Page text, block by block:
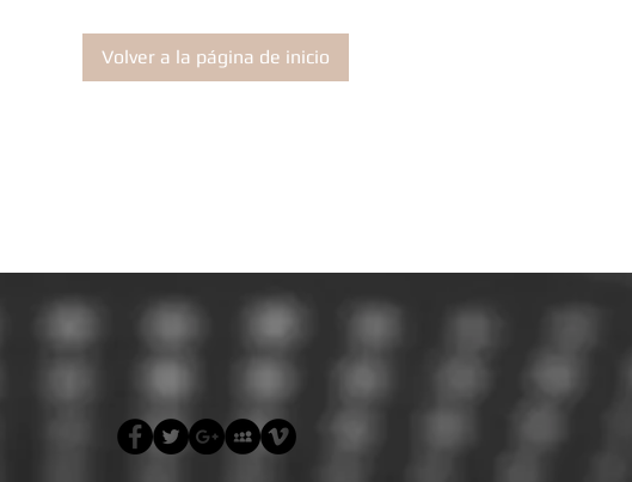
Volver a la página de inicio